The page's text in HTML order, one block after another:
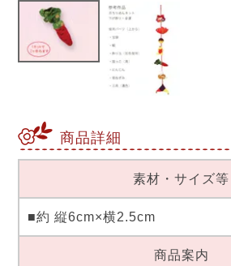
商品詳細
素材・サイズ等
■約 縦6cm×横2.5cm
商品案内